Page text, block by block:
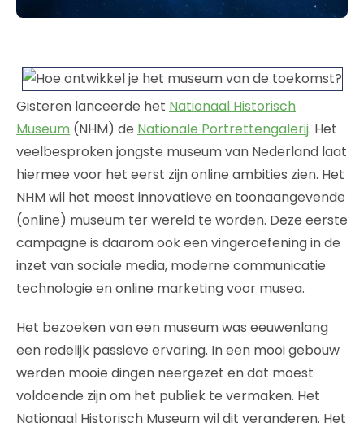
Gisteren lanceerde het Nationaal Historisch
Museum (NHM) de Nationale Portrettengalerij. Het
veelbesproken jongste museum van Nederland laat
hiermee voor het eerst zijn online ambities zien. Het
NHM wil het meest innovatieve en toonaangevende
(online) museum ter wereld te worden. Deze eerste
campagne is daarom ook een vingeroefening in de
inzet van sociale media, moderne communicatie
technologie en online marketing voor musea.
Het bezoeken van een museum was eeuwenlang
een redelijk passieve ervaring. In een mooi gebouw
werden mooie dingen neergezet en dat moest
voldoende zijn om het publiek te vermaken. Het
Nationaal Historisch Museum wil dit veranderen. Het